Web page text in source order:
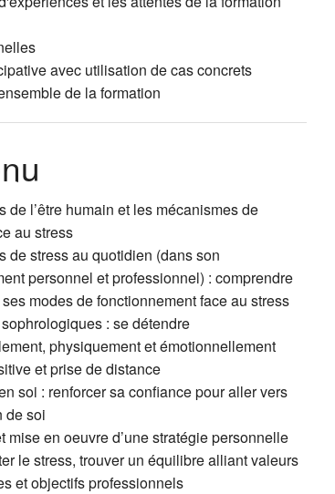
Supervision
avec utilisation de cas concrets
de la formation
de l’être humain et les mécanismes de
au stress
de stress au quotidien (dans son
personnel et professionnel) : comprendre
modes de fonctionnement face au stress
: se détendre
physiquement et émotionnellement
et prise de distance
soi : renforcer sa confiance pour aller vers
de soi
mise en oeuvre d’une stratégie personnelle
le stress, trouver un équilibre alliant valeurs
et objectifs professionnels